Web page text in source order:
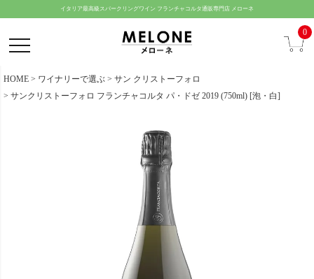
イタリア最高級スパークリングワイン フランチャコルタ通販専門店 メローネ
0
HOME ワイナリーで選ぶ
サン クリストーフォロ
サンクリストーフォロ フランチャコルタ パ・ドゼ 2019 (750ml) [泡・白]
ジト
ップ